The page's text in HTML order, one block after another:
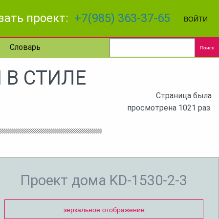
проект: +7(985) 363-37-65 ВОЙТИ
Словарь Поиск
СТИЛЕ
Страница была
просмотрена 1021 раз.
Проект дома KD-1530-2-3
зеркальное отображение